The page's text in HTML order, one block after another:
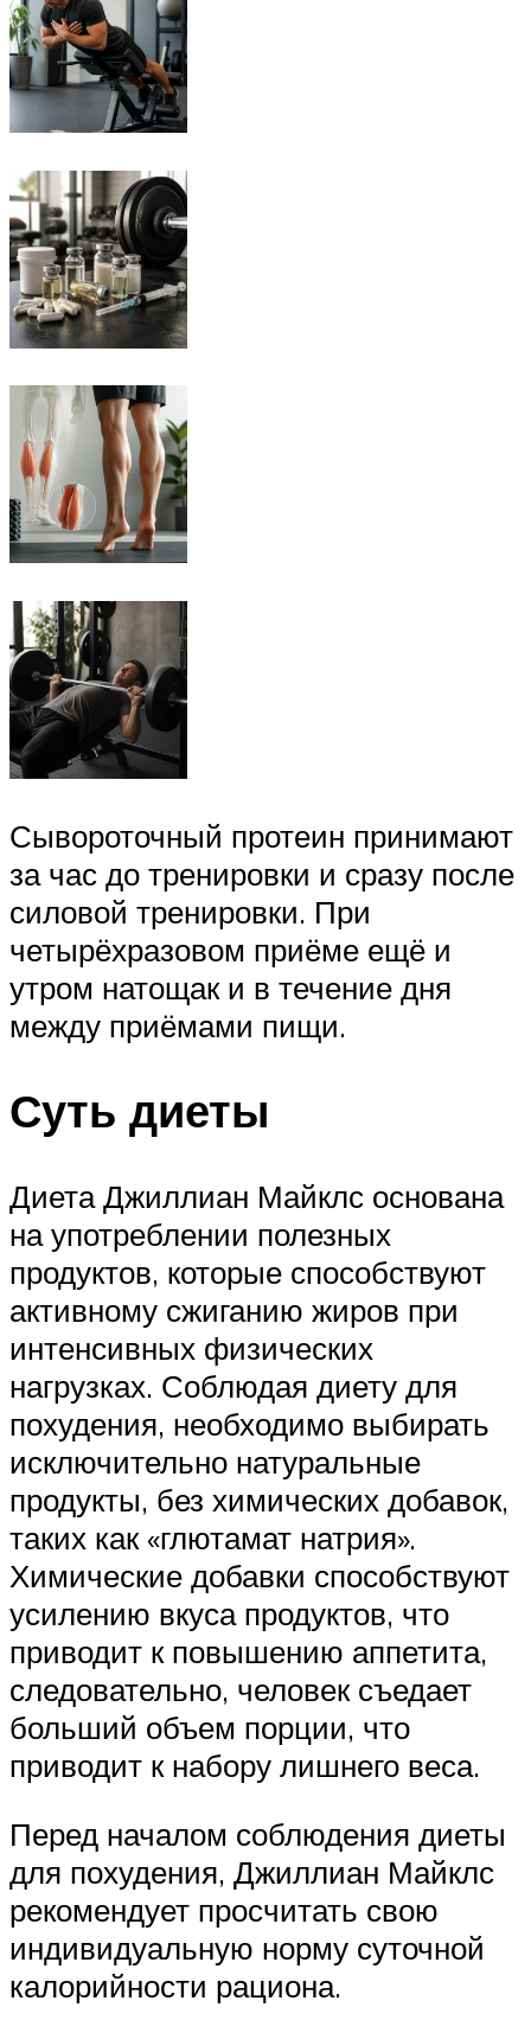
Сывороточный протеин принимают
за час до тренировки и сразу после
силовой тренировки. При
четырёхразовом приёме ещё и
утром натощак и в течение дня
между приёмами пищи.
Суть диеты
Диета Джиллиан Майклс основана
на употреблении полезных
продуктов, которые способствуют
активному сжиганию жиров при
интенсивных физических
нагрузках. Соблюдая диету для
похудения, необходимо выбирать
исключительно натуральные
продукты, без химических добавок,
таких как «глютамат натрия».
Химические добавки способствуют
усилению вкуса продуктов, что
приводит к повышению аппетита,
следовательно, человек съедает
больший объем порции, что
приводит к набору лишнего веса.
Перед началом соблюдения диеты
для похудения, Джиллиан Майклс
рекомендует просчитать свою
индивидуальную норму суточной
калорийности рациона.